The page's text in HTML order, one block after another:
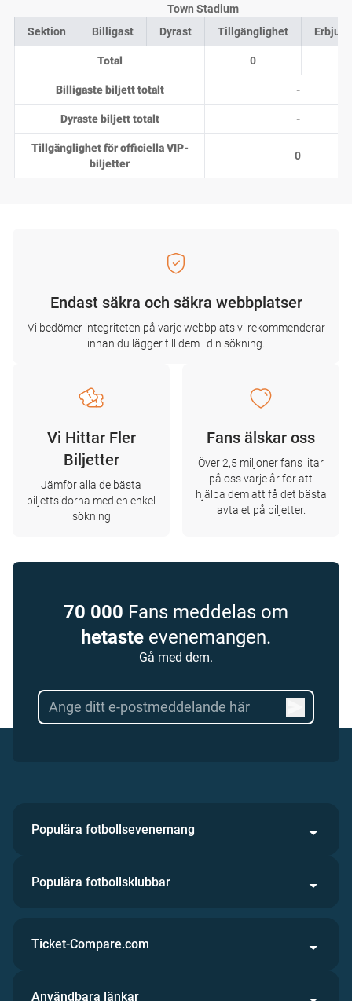
Sektion Billigast Dyrast Tillgänglighet
Total 0
Billigaste biljett totalt -
Dyraste biljett totalt -
Tillgänglighet för officiella VIP-
biljetter
0
Town Stadium
Endast säkra och säkra webbplatser
Vi bedömer integriteten på varje webbplats vi rekommenderar
innan du lägger till dem i din sökning.
Vi Hittar Fler
Biljetter
Jämför alla de bästa
biljettsidorna med en enkel
sökning
Fans älskar oss
Över 2,5 miljoner fans litar
på oss varje år för att
hjälpa dem att få det bästa
avtalet på biljetter.
70 000 Fans meddelas om
hetaste evenemangen.
Gå med dem.
Populära fotbollsevenemang
Populära fotbollsklubbar
Ticket-Compare.com
Användbara länkar